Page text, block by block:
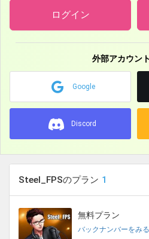
スマートフォンアプリ『憂国の大
アニメ『エイカーズカンパニー』
アニメ『たましち！』……川上 役
スマートフォンアプリ『バトルブ
アニメ『逆面』……坊主役
GTA5動画『昨日までの僕はクズ
近畿地方 野外イベント PV音声
YoutubeCM PV音声2件
ログイン
外部アカウン
Google
Discord
Steel_FPSのプラン 1
無料プラン
バックナンバーをみる